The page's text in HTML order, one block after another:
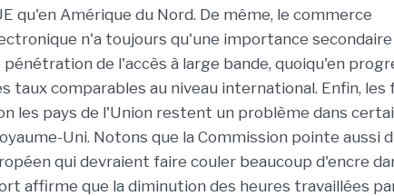
qu'en Amérique du Nord. De même, le commerce
n'a toujours qu'une importance
de l'accès à large bande, quoiqu'en
taux comparables au niveau international. Enfin, les
les pays de l'Union restent un problème dans
Uni. Notons que la Commission pointe aussi
qui devraient faire couler beaucoup d'encre
affirme que la diminution des heures travaillées